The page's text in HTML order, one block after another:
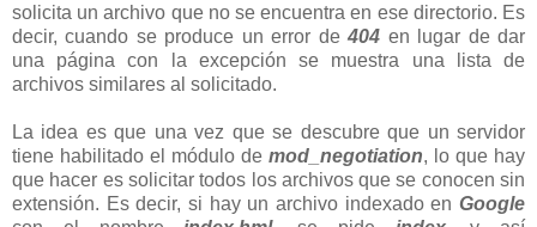
solicita un archivo que no se encuentra en ese directorio. Es
decir, cuando se produce un error de404 en lugar de dar
una página con la excepción se muestra una lista de
archivos similares al solicitado.
La idea es que una vez que se descubre que un servidor
tiene habilitado el módulo de mod_negotiation, lo que hay
que hacer es solicitar todos los archivos que se conocen sin
extensión. Es decir, si hay un archivo indexado en Google